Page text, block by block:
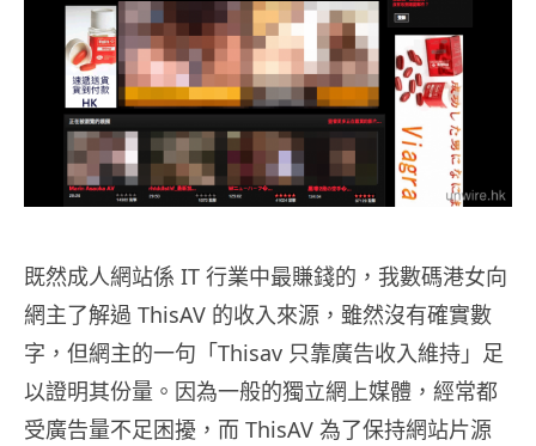
既然成人網站係 IT 行業中最賺錢的，我數碼港女向
網主了解過 ThisAV 的收入來源，雖然沒有確實數
字，但網主的一句「Thisav 只靠廣告收入維持」足
以證明其份量。因為一般的獨立網上媒體，經常都
受廣告量不足困擾，而 ThisAV 為了保持網站片源